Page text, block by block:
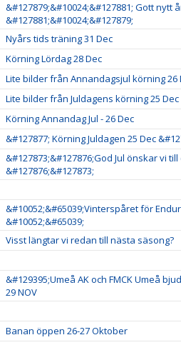
&#127879;&#10024;&#127881; Gott nytt
&#127881;&#10024;&#127879;
Nyårs tids träning 31 Dec
Körning Lördag 28 Dec
Lite bilder från Annandagsjul körning 26
Lite bilder från Juldagens körning 25 Dec
Körning Annandag Jul - 26 Dec
&#127877; Körning Juldagen 25 Dec
&#127873;&#127876;God Jul önskar vi
&#127876;&#127873;
&#10052;&#65039;Vinterspåret för
&#10052;&#65039;
Visst längtar vi redan till nästa säsong?
&#129395;Umeå AK och FMCK Umeå
29 NOV
Banan öppen 26-27 Oktober